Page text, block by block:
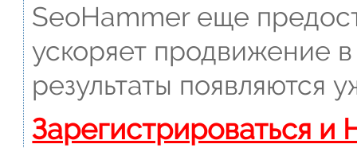
SeoHammer еще
ускоряет продвижение
результаты появляются
Зарегистрироваться и